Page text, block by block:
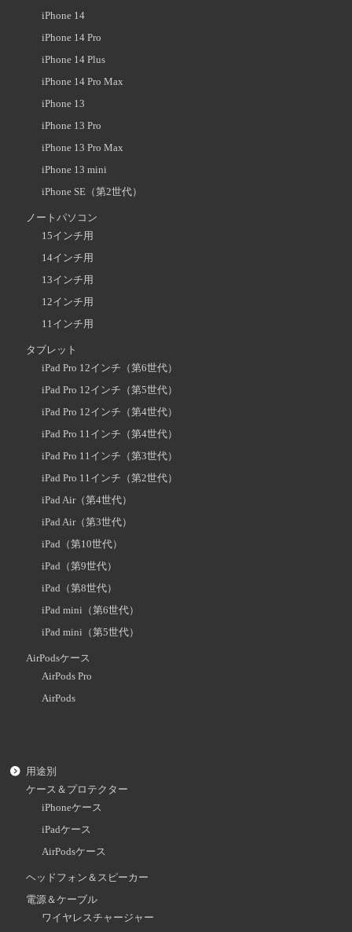
iPhone 14
iPhone 14 Pro
iPhone 14 Plus
iPhone 14 Pro Max
iPhone 13
iPhone 13 Pro
iPhone 13 Pro Max
iPhone 13 mini
iPhone SE（第2世代）
ノートパソコン
15インチ用
14インチ用
13インチ用
12インチ用
11インチ用
タブレット
iPad Pro 12インチ（第6世代）
iPad Pro 12インチ（第5世代）
iPad Pro 12インチ（第4世代）
iPad Pro 11インチ（第4世代）
iPad Pro 11インチ（第3世代）
iPad Pro 11インチ（第2世代）
iPad Air（第4世代）
iPad Air（第3世代）
iPad（第10世代）
iPad（第9世代）
iPad（第8世代）
iPad mini（第6世代）
iPad mini（第5世代）
AirPodsケース
AirPods Pro
AirPods
用途別
ケース＆プロテクター
iPhoneケース
iPadケース
AirPodsケース
ヘッドフォン＆スピーカー
電源＆ケーブル
ワイヤレスチャージャー